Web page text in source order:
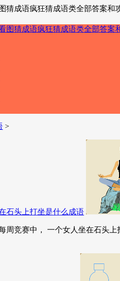
猜成语疯狂猜成语类全部答案和
>
石头上打坐是什么成语
周竞赛中， 一个女人坐在石头